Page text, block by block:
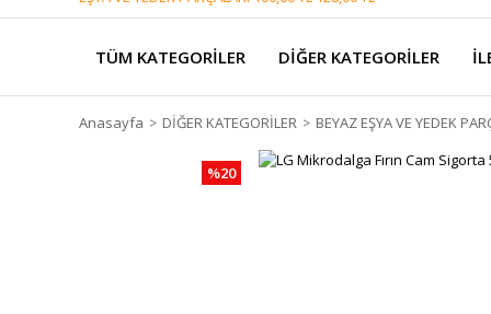
TÜM KATEGORİLER DİĞER KATEGORİLER
Anasayfa DİĞER KATEGORİLER BEYAZ EŞYA VE YEDEK
%20